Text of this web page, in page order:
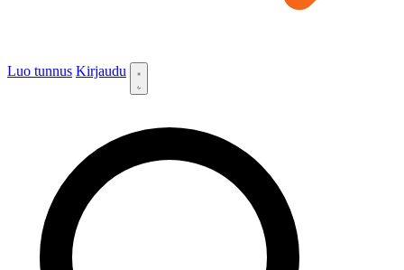
Luo tunnus Kirjaudu